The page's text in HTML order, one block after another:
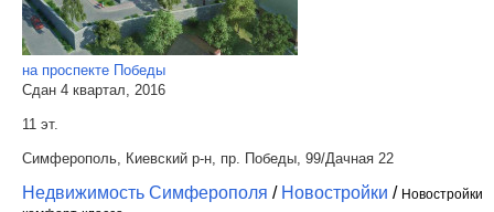
на проспекте Победы
Сдан 4 квартал, 2016
11 эт.
Симферополь, Киевский р-н, пр. Победы, 99/Дачная 22
Недвижимость Симферополя / Новостройки / Новостройки